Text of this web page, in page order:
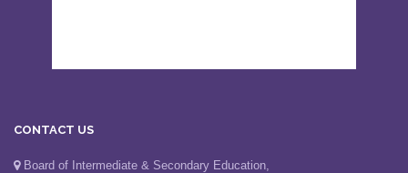
CONTACT US
Board of Intermediate & Secondary Education,